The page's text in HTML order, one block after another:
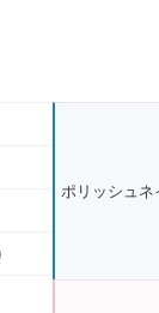
ポリッシュネ